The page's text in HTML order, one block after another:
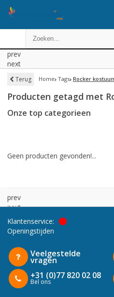
prev
next
Terug Home Tags Rocker
Producten getagd met
Onze top categorieen
Geen producten gevonden!...
prev
next
Klantenservice:
Openingstijden
Veelgestelde
vragen
+31 (0)77 820 02 08
Bel ons